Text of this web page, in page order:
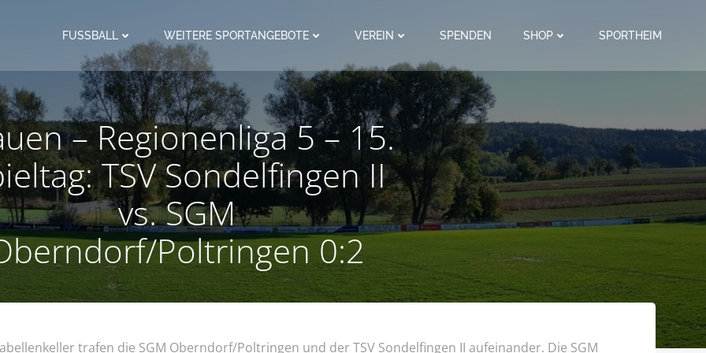
FUSSBALL WEITERE SPORTANGEBOTE VEREIN SPENDEN SHOP SPORTHEIM
– Regionenliga 5 – 15.
TSV Sondelfingen II
vs. SGM
Poltringen 0:2
trafen die SGM Oberndorf/Poltringen und der TSV Sondelfingen II aufeinander. Die SGM